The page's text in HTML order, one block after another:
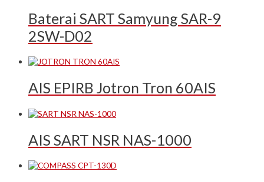
Baterai SART Samyung SAR-9
2SW-D02
AIS EPIRB Jotron Tron 60AIS
AIS SART NSR NAS-1000